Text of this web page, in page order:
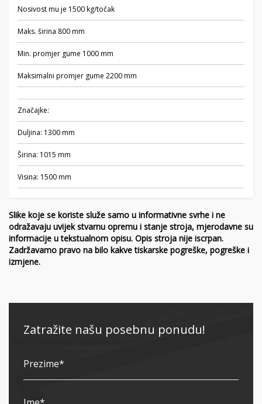
Nosivost mu je 1500 kg/točak
Maks. širina 800 mm
Min. promjer gume 1000 mm
Maksimalni promjer gume 2200 mm
Značajke:
Duljina: 1300 mm
Širina: 1015 mm
Visina: 1500 mm
Slike koje se koriste služe samo u informativne svrhe i ne
odražavaju uvijek stvarnu opremu i stanje stroja, mjerodavne su
informacije u tekstualnom opisu. Opis stroja nije iscrpan.
Zadržavamo pravo na bilo kakve tiskarske pogreške, pogreške i
izmjene.
Zatražite našu posebnu ponudu!